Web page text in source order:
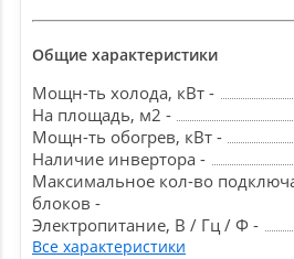
Общие характеристики
Мощн-ть холода, кВт -
На площадь, м2 -
Мощн-ть обогрев, кВт -
Наличие инвертора -
Максимальное кол-во
блоков -
Электропитание, В / Гц / Ф -
Все характеристики